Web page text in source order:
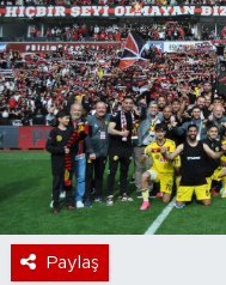
Paylaş
Magazin
Dünya
Sektör